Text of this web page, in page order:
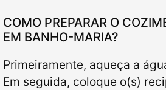
COMO PREPARAR O
EM BANHO-MARIA?
Primeiramente, aqueça a
Em seguida, coloque o(s)